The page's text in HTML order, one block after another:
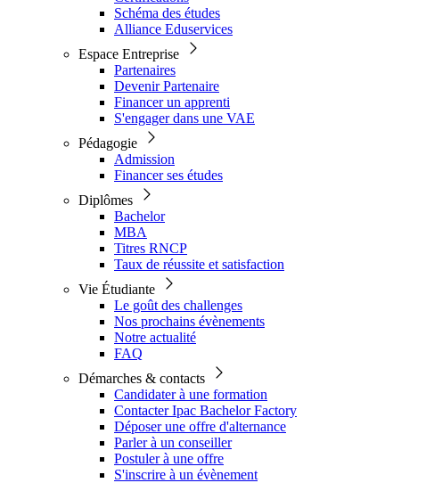
Schéma des études
Alliance Eduservices
Espace Entreprise
Partenaires
Devenir Partenaire
Financer un apprenti
S'engager dans une VAE
Pédagogie
Admission
Financer ses études
Diplômes
Bachelor
MBA
Titres RNCP
Taux de réussite et satisfaction
Vie Étudiante
Le goût des challenges
Nos prochains évènements
Notre actualité
FAQ
Démarches & contacts
Candidater à une formation
Contacter Ipac Bachelor Factory
Déposer une offre d'alternance
Parler à un conseiller
Postuler à une offre
S'inscrire à un évènement